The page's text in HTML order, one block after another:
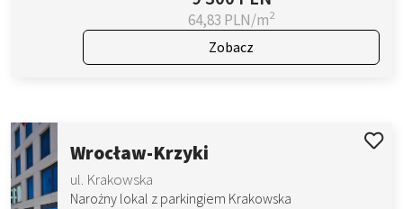
64,83 PLN/m2
Zobacz
Wrocław-Krzyki
ul. Krakowska
Narożny lokal z parkingiem Krakowska